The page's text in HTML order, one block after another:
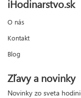
iHodinarstvo.sk
O nás
Kontakt
Blog
Zľavy a novinky
Novinky zo sveta